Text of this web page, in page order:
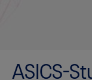
ASICS-